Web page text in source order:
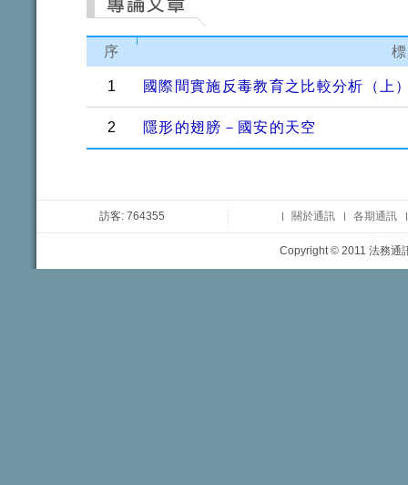
序
1 國際間實施反毒教育之比較分析（上
2 隱形的翅膀－國安的天空
訪客: 764355 關於通訊 各期通訊
Copyright © 2011 法務